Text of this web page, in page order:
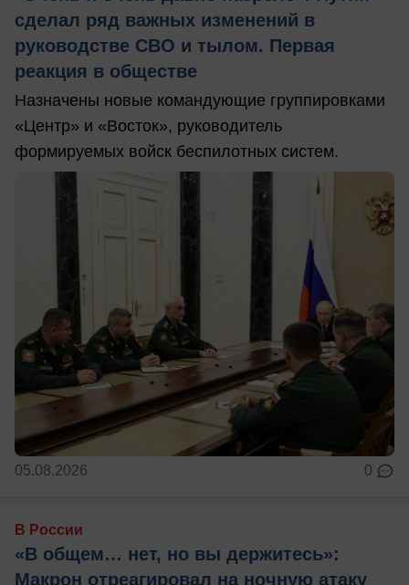
сделал ряд важных изменений в
руководстве СВО и тылом. Первая
реакция в обществе
Назначены новые командующие группировками
«Центр» и «Восток», руководитель
формируемых войск беспилотных систем.
05.08.2026 0
В России
«В общем… нет, но вы держитесь»:
Макрон отреагировал на ночную атаку